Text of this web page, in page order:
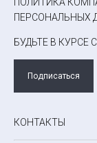
ПЕРСОНАЛЬНЫХ
БУДЬТЕ В
Подписаться
КОНТАКТЫ